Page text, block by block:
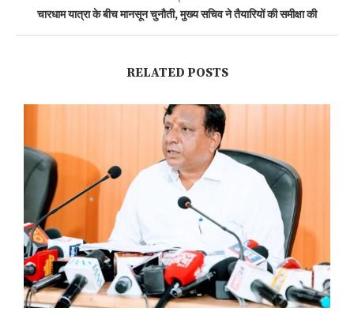
चारधाम यात्रा के बीच मानसून चुनौती, मुख्य सचिव ने तैयारियों की समीक्षा की
RELATED POSTS